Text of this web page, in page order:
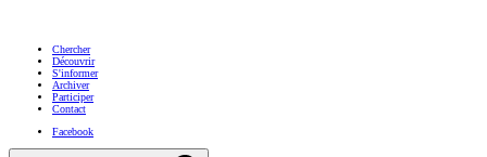
Chercher
Découvrir
S'informer
Archiver
Participer
Contact
Facebook